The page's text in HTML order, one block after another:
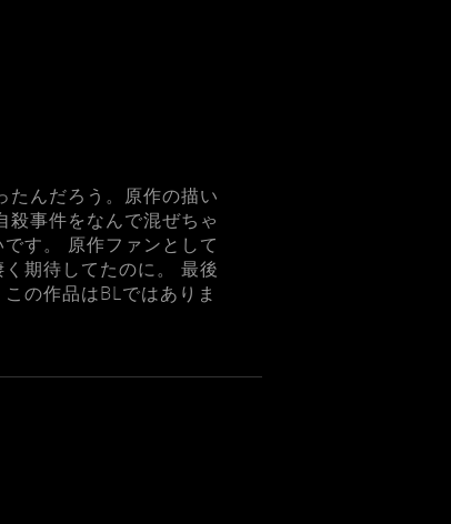
たんだろう。原作の描い
事件をなんで混ぜちゃ
す。 原作ファンとして
期待してたのに。 最後
の作品はBLではありま